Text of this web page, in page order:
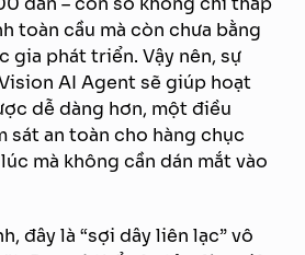
toàn cầu mà còn chưa bằng
gia phát triển. Vậy nên, sự
AI Agent sẽ giúp hoạt
dễ dàng hơn, một điều
sát an toàn cho hàng chục
mà không cần dán mắt vào
đây là “sợi dây liên lạc” vô